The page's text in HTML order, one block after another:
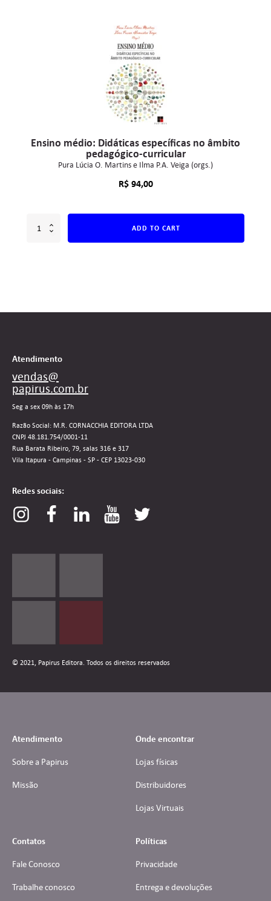
Ensino médio: Didáticas específicas no âmbito
pedagógico-curricular
Pura Lúcia O. Martins e Ilma P.A. Veiga (orgs.)
R$94,00
ADD TO CART
Atendimento
vendas@
papirus.com.br
Seg a sex 09h às 17h
Razão Social: M.R. CORNACCHIA EDITORA LTDA
CNPJ 48.181.754/0001-11
Rua Barata Ribeiro, 79, salas 316 e 317
Vila Itapura - Campinas - SP - CEP 13023-030
Redes sociais:
© 2021, Papirus Editora. Todos os direitos reservados
Atendimento
Sobre a Papirus
Missão
Onde encontrar
Lojas físicas
Distribuidores
Lojas Virtuais
Contatos
Fale Conosco
Trabalhe conosco
Políticas
Privacidade
Entrega e devoluções